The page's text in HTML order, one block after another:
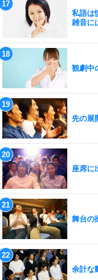
私語は
雑音に
観劇中
先の展
座席に
舞台の
余計な